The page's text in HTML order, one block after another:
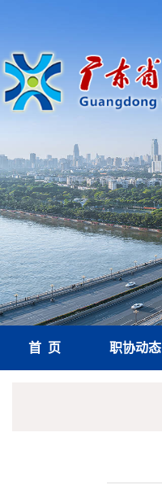
首 页 职协动态